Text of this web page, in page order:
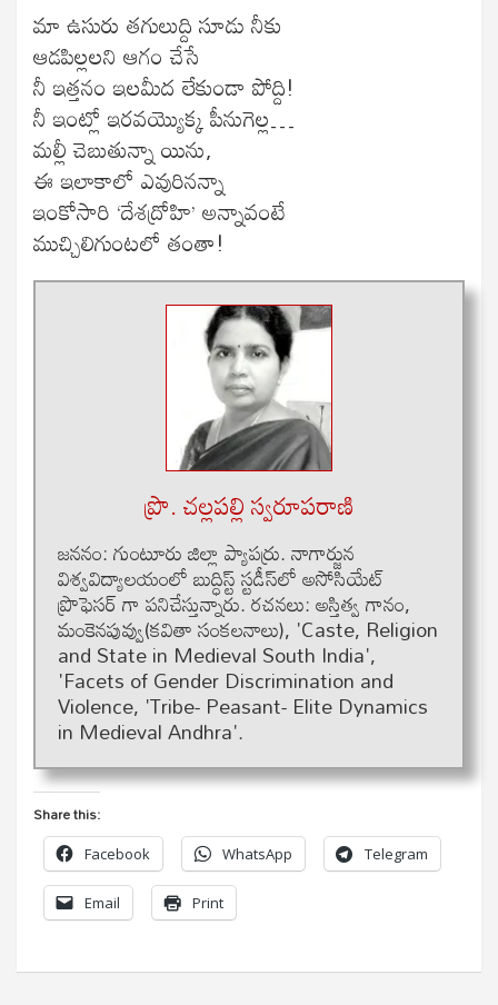
మా ఉసురు తగులుద్ది సూడు నీకు
ఆడపిల్లలని ఆగం చేసే
నీ ఇత్తనం ఇలమీద లేకుండా పోద్ది!
నీ ఇంట్లో ఇరవయ్యొక్క పీనుగెల్ల…
మల్లీ చెబుతున్నా యిను,
ఈ ఇలాకాలో ఎవురినన్నా
ఇంకోసారి ‘దేశద్రోహి’ అన్నావంటే
ముచ్చిలిగుంటలో తంతా!
ప్రొ. చల్లపల్లి స్వరూపరాణి
జ‌న‌నం: గుంటూరు జిల్లా ప్యాప‌ర్రు. నాగార్జున
విశ్వ‌విద్యాలయంలో బుద్ధిస్ట్ స్ట‌డీస్‌లో అసోసియేట్
ప్రొఫెస‌ర్ గా ప‌నిచేస్తున్నారు. ర‌చ‌న‌లు: అస్తిత్వ గానం,
మంకెనపువ్వు(క‌వితా సంక‌ల‌నాలు), 'Caste, Religion
and State in Medieval South India',
'Facets of Gender Discrimination and
Violence, 'Tribe- Peasant- Elite Dynamics
in Medieval Andhra'.
Share this:
Facebook WhatsApp Telegram
Email Print